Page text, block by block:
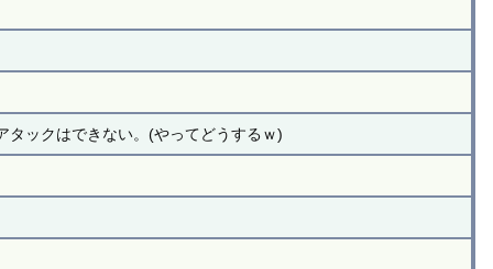
タックはできない。(やってどうするｗ)